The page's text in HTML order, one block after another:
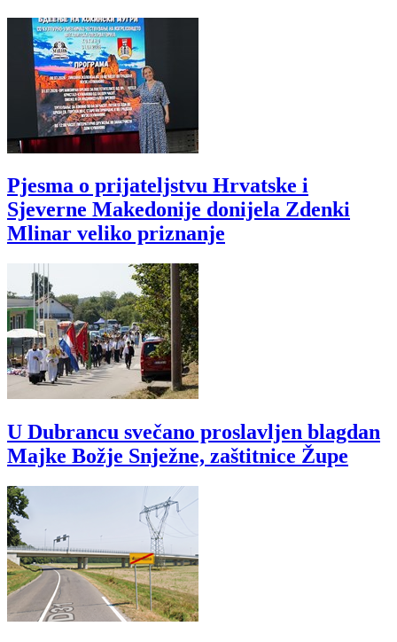
Pjesma o prijateljstvu Hrvatske i
Sjeverne Makedonije donijela Zdenki
Mlinar veliko priznanje
U Dubrancu svečano proslavljen blagdan
Majke Božje Snježne, zaštitnice Župe